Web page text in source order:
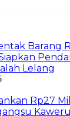
Barang
Lelang
Rp27